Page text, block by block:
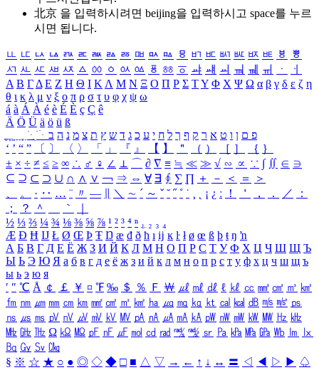
北京 을 입력하시려면 beijing을 입력하시고 space를 누르
시면 됩니다.
ㅥ ㅦ ㅧ ㅨ ㅩ ㅪ ㅫ ㅬ ㅭ ㅮ ㅯ ㅰ ㅱ ㅲ ㅳ ㅴ ㅵ ㅶ ㅷ ㅸ
ㅹ
ㅺ ㅻ ㅼ ㅽ ㅾ ㅿ ㆀ ㆁ ㆂ ㆃ ㆄ ㆅ ㆆ ㆇ ㆈ ㆉ ㆊ ㆋ ㆌ ㆍ
ㆎ
Α Β ΓΔ Ε Ζ Η Θ Ι ΚΛ Μ Ν Ξ Ο Π Ρ Σ ΤΥ Φ Χ Ψ Ω α β γ δ ε ζ η
θ ι κ λ μ ν ξ ο π ρ σ τ υ φ χ ψ ω
á à Á À é è É È ç Ç ê
Ä Ö Ü ä ö ü ß
ִֶֹ ֻּ ׁׂ פ ם ן ו ט א ר ק ף ך ל ח י ע כ ג ד ש ץ ת צ מ נ ה ב
‘ ’ “ ” 〔 〕 〈 〉 「 」 『 』 【 】 ＂ （ ） ［ ］ ｛ ｝
± × ÷ ≠ ≤ ≥ ∞ ∴ ♂ ♀ ∠ ⊥ ⌒ ∂ ∇ ≡ ≒ ≪ ≫ √ ∽ ∝ ∵ ∫ ∬ ∈ ∋
⊆ ⊇ ⊂ ⊃ ∪ ∩ ∧ ∨ ￢ ⇒ ⇔ ∀ ∃ ∮ ∑ ∏ ＋ － ＜ ＝
＞
、
。 · ‥ … ¨ 〃 ― ＼ ∼ ´ ～ ˇ ˘ ˝ ˚ ˙ ¸ ¡ ¿ ː ！ ＇ ， ． ／
：
；
？ ＾ ｀
½ ⅓ ⅔ ¼ ¾ ⅛ ⅜ ⅝ ⅞ ¹ ² ³ ⁴ ⁿ ₁ ₂ ₃ ₄
Æ Ð Ħ Ĳ Ł Ø Œ Þ Ŧ Ŋ æ đ ð ħ ı ĳ ĸ ŀ ł ø œ ß þ ŧ ŋ ŉ
А Б В Г Д Е Ё Ж З И Й К Л М Н О П Р С Т У Ф Х Ц Ч Ш Щ Ъ
Ы Ь Э Ю Я а б в г д е ё ж з и й к л м н о п р с т у ф х ц ч ш щ ъ
ы ь э ю я
′ ″ ℃ Å ￠ ￡ ￥ ¤ ℉ ‰ ＄ ％ Ｆ ￦ ㎕ ㎖ ㎗ ℓ ㎘ ㏄ ㎣ ㎤ ㎥ ㎦
㎙ ㎚ ㎛ ㎜ ㎝ ㎞ ㎟ ㎠ ㎡ ㎢ ㏊ ㎍ ㎎ ㎏ ㏏ ㎈ ㎉ ㏈ ㎧ ㎨ ㎰
㎱ ㎲ ㎳ ㎴ ㎵ ㎶ ㎷ ㎸ ㎹ ㎀ ㎁ ㎂ ㎃ ㎄ ㎺ ㎻ ㎽ ㎾ ㎿ ㎐ ㎑
㎒ ㎓ ㎔ Ω ㏀ ㏁ ㎊ ㎋ ㎌ ㏖ ㏅ ㎭ ㎮ ㎯ ㏛ ㎩ ㎪ ㎫ ㎬ ㏝ ㏐
㏓
㏃ ㏉ ㏜ ㏆
§ ※ ☆ ★ ○ ● ◎ ◇ ◆ □ ■ △ ▽ → ← ↑ ↓ ↔ 〓 ◁ ◀ ▷ ▶ ♤